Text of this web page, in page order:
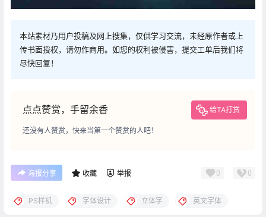
本站素材乃用户投稿及网上搜集，仅供学习交流，未经原作者或上
传书面授权，请勿作商用。如您的权利被侵害，提交工单后我们将
尽快回复！
点点赞赏，手留余香 给TA打赏
还没有人赞赏，快来当第一个赞赏的人吧！
海报分享 收藏 举报 0 0
PS样机 字体设计 立体字 英文字体